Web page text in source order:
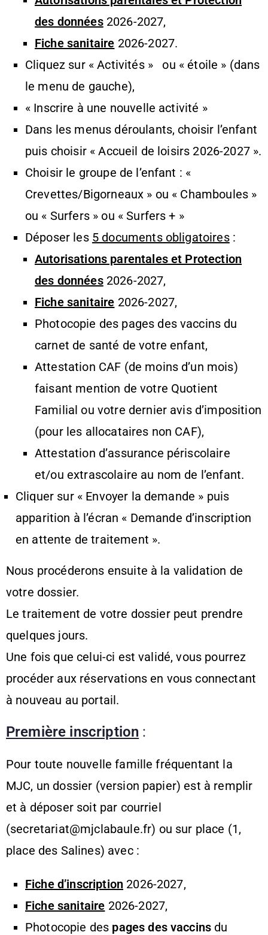
des données2026-2027,
Fiche sanitaire 2026-2027.
Cliquez sur « Activités » ou « étoile » (dans
le menu de gauche),
« Inscrire à une nouvelle activité »
Dans les menus déroulants, choisir l’enfant
puis choisir « Accueil de loisirs 2026-2027 ».
Choisir le groupe de l’enfant : «
Crevettes/Bigorneaux » ou « Chamboules »
ou « Surfers » ou « Surfers + »
Déposer les 5 documents obligatoires:
Autorisations parentales et Protection
des données2026-2027,
Fiche sanitaire 2026-2027,
Photocopie des pages des vaccins du
carnet de santé de votre enfant,
Attestation CAF (de moins d’un mois)
faisant mention de votre Quotient
Familial ou votre dernier avis d’imposition
(pour les allocataires non CAF),
Attestation d’assurance périscolaire
et/ou extrascolaire au nom de l’enfant.
Cliquer sur « Envoyer la demande » puis
apparition à l’écran « Demande d’inscription
en attente de traitement ».
Nous procéderons ensuite à la validation de
votre dossier.
Le traitement de votre dossier peut prendre
quelques jours.
Une fois que celui-ci est validé, vous pourrez
procéder aux réservations en vous connectant
à nouveau au portail.
Première inscription :
Pour toute nouvelle famille fréquentant la
MJC, un dossier (version papier) est à remplir
et à déposer soit par courriel
(secretariat@mjclabaule.fr) ou sur place (1,
place des Salines) avec :
Fiche d’inscription 2026-2027,
Fiche sanitaire 2026-2027,
Photocopie des pages des vaccins du